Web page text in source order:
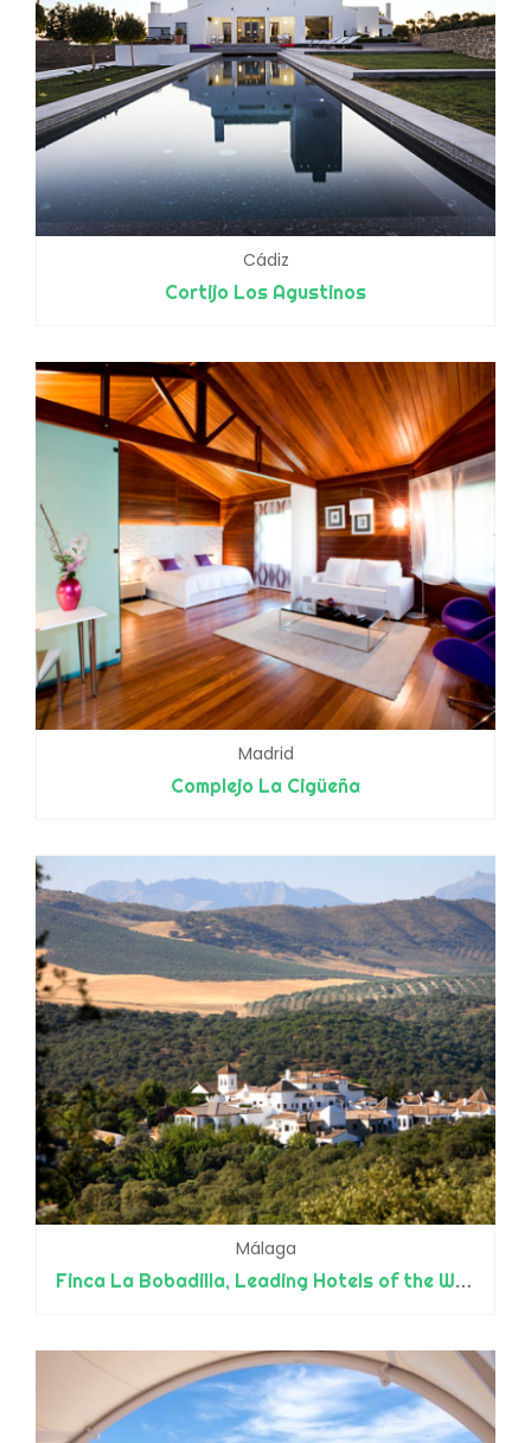
Cádiz
Cortijo Los Agustinos
Madrid
Complejo La Cigüeña
Málaga
Finca La Bobadilla, Leading Hotels of the World